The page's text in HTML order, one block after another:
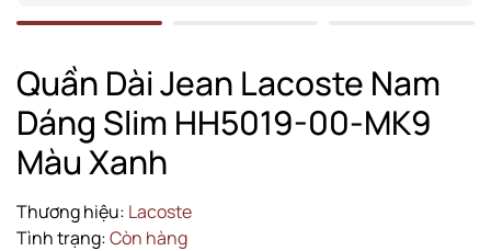
Quần Dài Jean Lacoste Nam
Dáng Slim HH5019-00-MK9
Màu Xanh
Thương hiệu: Lacoste
Tình trạng:Còn hàng